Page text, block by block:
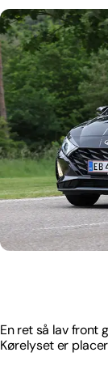
En ret så lav front
Kørelyset er